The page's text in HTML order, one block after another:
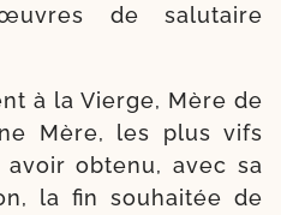
de salu­taire
à la Vierge, Mère de
Mère, les plus vifs
obte­nu, avec sa
la fin sou­hai­tée de